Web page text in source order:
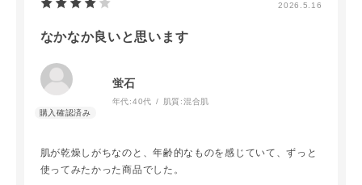
2026.5.16
なかなか良いと思います
蛍石
年代:40代 肌質:混合肌
肌が乾燥しがちなのと、年齢的なものを感じていて、ずっと
使ってみたかった商品でした。